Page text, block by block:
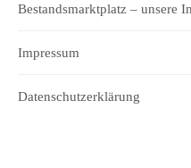
Bestandsmarktplatz – unsere
Impressum
Datenschutzerklärung